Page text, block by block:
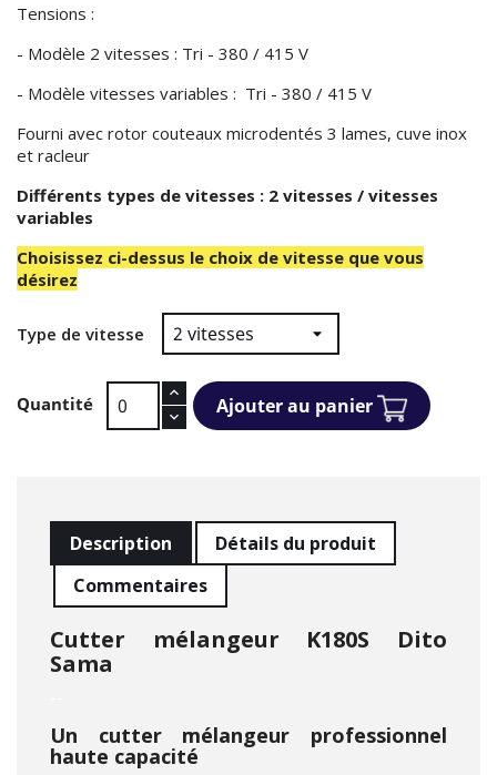
Tensions :
- Modèle 2 vitesses : Tri - 380 / 415 V
- Modèle vitesses variables : Tri - 380 / 415 V
Fourni avec rotor couteaux microdentés 3 lames, cuve inox
et racleur
Différents types de vitesses : 2 vitesses / vitesses
variables
Choisissez ci-dessus le choix de vitesse que vous
désirez
Type de vitesse
Quantité Ajouter au panier
Description
Détails du produit
Commentaires
Cutter mélangeur K180S Dito
Sama
Un cutter mélangeur professionnel
haute capacité